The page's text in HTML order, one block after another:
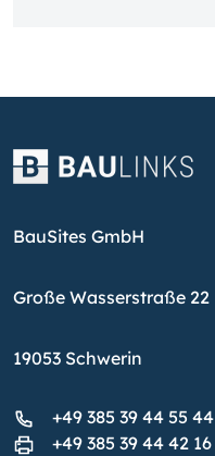
BauSites GmbH
Große Wasserstraße 22
19053 Schwerin
+49 385 39 44 55 44
+49 385 39 44 42 16